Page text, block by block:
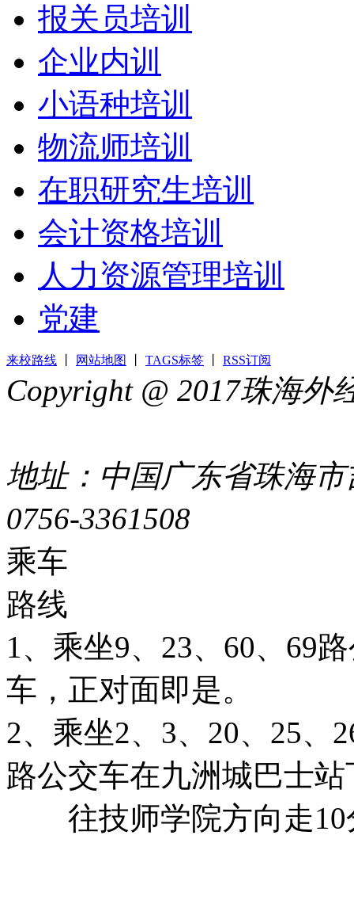
报关员培训
企业内训
小语种培训
物流师培训
在职研究生培训
会计资格培训
人力资源管理培训
党建
来校路线 网站地图 TAGS标签 RSS订阅
Copyright @ 2017珠海
地址：中国广东省珠海
0756-3361508
乘车
路线
1、乘坐9、23、60、69
车，正对面即是。
2、乘坐2、3、20、25、
路公交车在九洲城巴士站
往技师学院方向走10